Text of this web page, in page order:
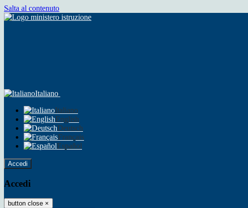
Salta al contenuto
Italiano
Italiano
English
Deutsch
Français
Español
Accedi
Accedi
button close ×